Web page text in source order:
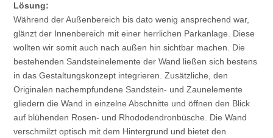
Lösung:
Während der Außenbereich bis dato wenig ansprechend war,
glänzt der Innenbereich mit einer herrlichen Parkanlage. Diese
wollten wir somit auch nach außen hin sichtbar machen. Die
bestehenden Sandsteinelemente der Wand ließen sich bestens
in das Gestaltungskonzept integrieren. Zusätzliche, den
Originalen nachempfundene Sandstein- und Zaunelemente
gliedern die Wand in einzelne Abschnitte und öffnen den Blick
auf blühenden Rosen- und Rhododendronbüsche. Die Wand
verschmilzt optisch mit dem Hintergrund und bietet den